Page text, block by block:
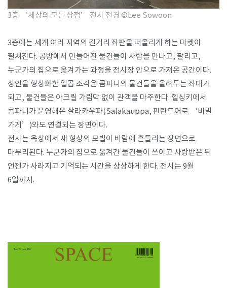
3층 ‘세상의 모든 상점’ 전시 전경 ©Lee Sowoon
3층에는 세계 여러 지역의 길거리 좌판을 떠올리게 하는 마켓이
펼쳐진다. 공방에서 만들어진 물건들이 사람을 만나고, 팔리고,
누군가의 집으로 옮겨가는 과정을 전시장 안으로 가져온 공간이다.
상인을 형상화한 일곱 조각은 콤파니의 물건들을 올려두는 좌대가
되고, 물건들은 아크릴 가림막 없이 관객을 마주한다. 헬싱키에서
콤파니가 운영해온 살라카우파(Salakauppa, 핀란드어로 ‘비밀
가게’)와도 연결되는 장면이다.
전시는 옥상에서 새 형상의 모빌이 바람에 흔들리는 장면으로
마무리된다. 누군가의 집으로 옮겨간 물건들이 쓰이고 사랑받은 뒤
언젠가 사라지고 기억되는 시간을 상상하게 한다. 전시는 9월
6일까지.​